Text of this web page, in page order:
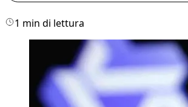
1 min di lettura